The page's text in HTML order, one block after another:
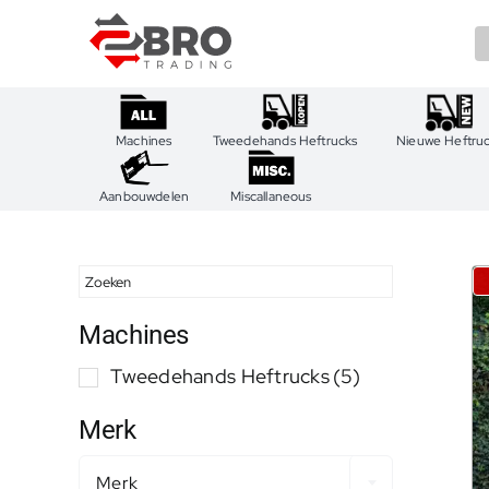
Machines Tweedehands Heftrucks Nieuwe
Aanbouwdelen Miscallaneous
Machines
Tweedehands Heftrucks(5)
Merk
Merk